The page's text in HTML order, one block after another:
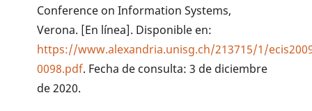
Conference on Information Systems,
Verona. [En línea]. Disponible en:
https://www.alexandria.unisg.ch/213715/1/
0098.pdf. Fecha de consulta: 3 de diciembre
de 2020.